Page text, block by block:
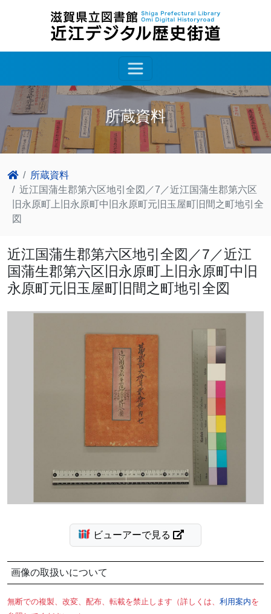
所蔵資料
所蔵資料
近江国蒲生郡第六区地引全図／7／近江国蒲生郡第六区
旧永原町上旧永原町中旧永原町元旧玉屋町旧間之町地引全
図
近江国蒲生郡第六区地引全図／7／近江
国蒲生郡第六区旧永原町上旧永原町中旧
永原町元旧玉屋町旧間之町地引全図
ビューアーで見る
画像の取扱いについて
無断での複製、改変、配布、転載を禁止します（詳しくは、 利用案内を